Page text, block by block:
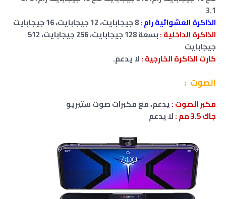
3.1
الذاكرة العشوائية رام: ،12 جيجابايت ،
الذاكرة الداخلية :بسعة 128 جيجابايت، 256 جيجابايت،
512
جيجابايت
كارت الذاكرة الخارجية :لايدعم.
الصوت :
مكبر الصوت :يدعم، مع مكبرات صوت ستيريو
جاك 3.5 مم
:لايدعم